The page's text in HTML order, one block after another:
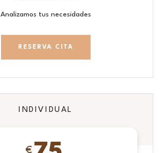
Analizamos tus necesidades
RESERVA CITA
INDIVIDUAL
€